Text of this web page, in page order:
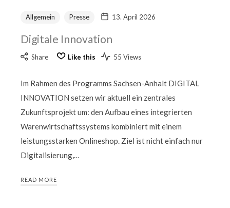
Knufmann
@pureraw.de
&
Allgemein Presse 13. April 2026
Digitale Innovation
Share Like this 55 Views
Im Rahmen des Programms Sachsen-Anhalt DIGITAL
INNOVATION setzen wir aktuell ein zentrales
Zukunftsprojekt um: den Aufbau eines integrierten
Warenwirtschaftssystems kombiniert mit einem
leistungsstarken Onlineshop. Ziel ist nicht einfach nur
Digitalisierung,…
READ MORE